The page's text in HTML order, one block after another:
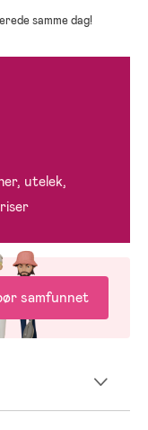
samme dag!
utelek,
samfunnet